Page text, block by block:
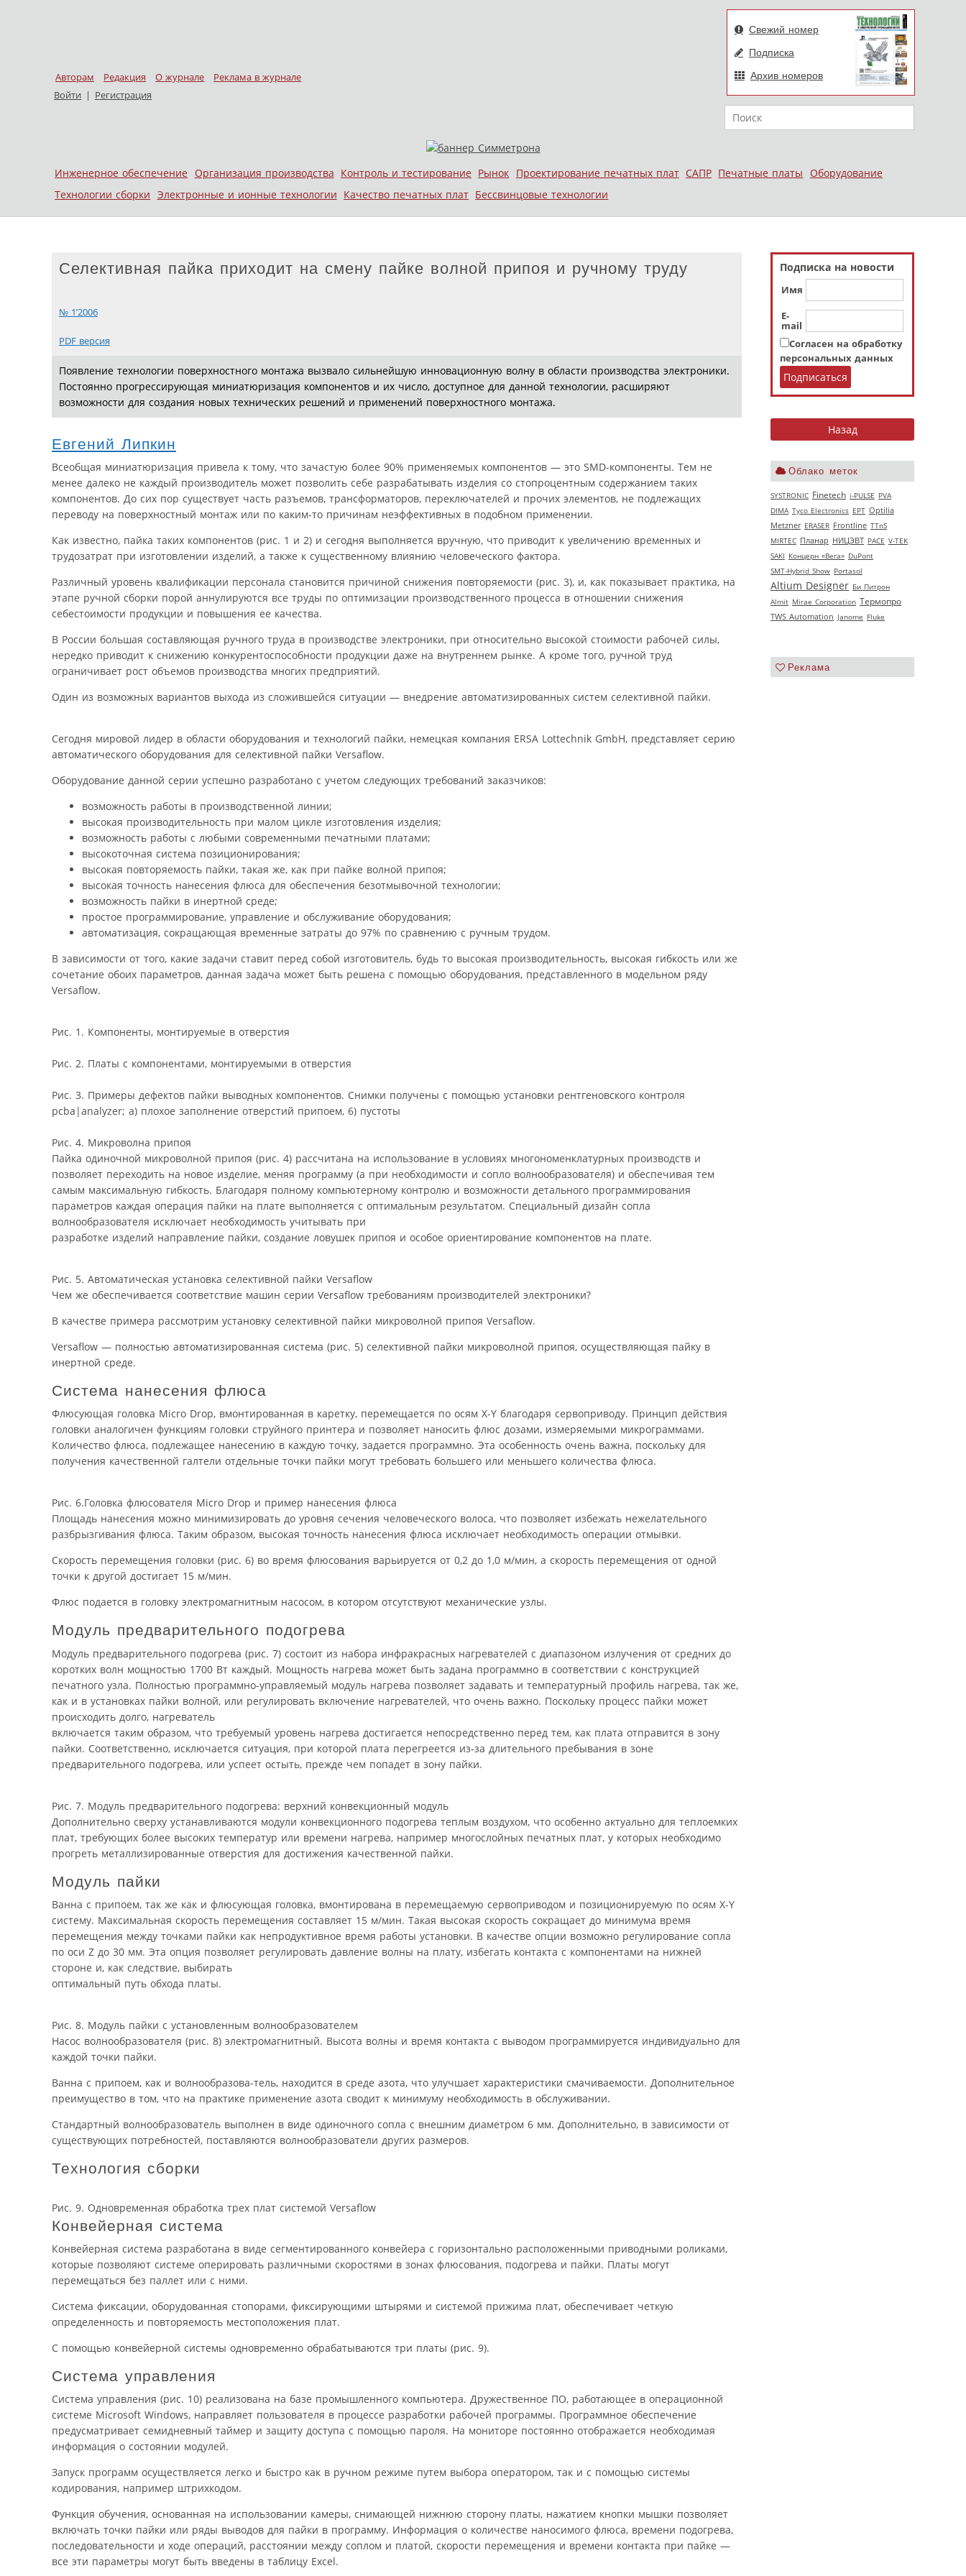
Авторам Редакция О журнале
Реклама в журнале
Войти | Регистрация
Свежий номер
Подписка
Архив номеров
Поиск
Меню
Skip to content
Инженерное обеспечение Организация производства Контроль и тестирование Рынок Проектирование печатных плат САПР Печатные платы
Оборудование
Технологии сборки Электронные и ионные технологии Качество печатных плат Бессвинцовые технологии
Подписка на новости
Имя
E-
mail
Согласен на обработку
персональных данных
Облако меток
SYSTRONIC Finetech i-PULSE PVA
DIMA Tyco Electronics EPT Optilia
Metzner ERASER Frontline TTnS
MIRTEC Планар НИЦЭВТ РАСЕ V‑TEK
SAKI Концерн «Вега» DuPont
SMT-Hybrid Show Portasol
Altium Designer Би Питрон
Almit Mirae Corporation Термопро
TWS Automation Janome Fluke
Реклама
Селективная пайка приходит на смену пайке волной припоя и ручному труду
№ 1’2006
PDF версия
Появление технологии поверхностного монтажа вызвало сильнейшую инновационную волну в области производства электроники.
Постоянно прогрессирующая миниатюризация компонентов и их число, доступное для данной технологии, расширяют
возможности для создания новых технических решений и применений поверхностного монтажа.
Евгений Липкин
Всеобщая миниатюризация привела к тому, что зачастую более 90% применяемых компонентов — это SMD-компоненты. Тем не
менее далеко не каждый производитель может позволить себе разрабатывать изделия со стопроцентным содержанием таких
компонентов. До сих пор существует часть разъемов, трансформаторов, переключателей и прочих элементов, не подлежащих
переводу на поверхностный монтаж или по каким-то причинам неэффективных в подобном применении.
Как известно, пайка таких компонентов (рис. 1 и 2) и сегодня выполняется вручную, что приводит к увеличению временных и
трудозатрат при изготовлении изделий, а также к существенному влиянию человеческого фактора.
Различный уровень квалификации персонала становится причиной снижения повторяемости (рис. 3), и, как показывает практика, на
этапе ручной сборки порой аннулируются все труды по оптимизации производственного процесса в отношении снижения
себестоимости продукции и повышения ее качества.
В России большая составляющая ручного труда в производстве электроники, при относительно высокой стоимости рабочей силы,
нередко приводит к снижению конкурентоспособности продукции даже на внутреннем рынке. А кроме того, ручной труд
ограничивает рост объемов производства многих предприятий.
Один из возможных вариантов выхода из сложившейся ситуации — внедрение автоматизированных систем селективной пайки.
Сегодня мировой лидер в области оборудования и технологий пайки, немецкая компания ERSA Lottechnik GmbH, представляет серию
автоматического оборудования для селективной пайки Versaflow.
Оборудование данной серии успешно разработано с учетом следующих требований заказчиков:
возможность работы в производственной линии;
высокая производительность при малом цикле изготовления изделия;
возможность работы с любыми современными печатными платами;
высокоточная система позиционирования;
высокая повторяемость пайки, такая же, как при пайке волной припоя;
высокая точность нанесения флюса для обеспечения безотмывочной технологии;
возможность пайки в инертной среде;
простое программирование, управление и обслуживание оборудования;
автоматизация, сокращающая временные затраты до 97% по сравнению с ручным трудом.
В зависимости от того, какие задачи ставит перед собой изготовитель, будь то высокая производительность, высокая гибкость или же
сочетание обоих параметров, данная задача может быть решена с помощью оборудования, представленного в модельном ряду
Versaflow.
Рис. 1. Компоненты, монтируемые в отверстия
Рис. 2. Платы с компонентами, монтируемыми в отверстия
Рис. 3. Примеры дефектов пайки выводных компонентов. Снимки получены с помощью установки рентгеновского контроля
pcba|analyzer; а) плохое заполнение отверстий припоем, 6) пустоты
Рис. 4. Микроволна припоя
Пайка одиночной микроволной припоя (рис. 4) рассчитана на использование в условиях многономенклатурных производств и
позволяет переходить на новое изделие, меняя программу (а при необходимости и сопло волнообразователя) и обеспечивая тем
самым максимальную гибкость. Благодаря полному компьютерному контролю и возможности детального программирования
параметров каждая операция пайки на плате выполняется с оптимальным результатом. Специальный дизайн сопла
волнообразователя исключает необходимость учитывать при
разработке изделий направление пайки, создание ловушек припоя и особое ориентирование компонентов на плате.
Рис. 5. Автоматическая установка селективной пайки Versaflow
Чем же обеспечивается соответствие машин серии Versaflow требованиям производителей электроники?
В качестве примера рассмотрим установку селективной пайки микроволной припоя Versaflow.
Versaflow — полностью автоматизированная система (рис. 5) селективной пайки микроволной припоя, осуществляющая пайку в
инертной среде.
Система нанесения флюса
Флюсующая головка Micro Drop, вмонтированная в каретку, перемещается по осям X-Y благодаря сервоприводу. Принцип действия
головки аналогичен функциям головки струйного принтера и позволяет наносить флюс дозами, измеряемыми микрограммами.
Количество флюса, подлежащее нанесению в каждую точку, задается программно. Эта особенность очень важна, поскольку для
получения качественной галтели отдельные точки пайки могут требовать большего или меньшего количества флюса.
Рис. 6.Головка флюсователя Micro Drop и пример нанесения флюса
Площадь нанесения можно минимизировать до уровня сечения человеческого волоса, что позволяет избежать нежелательного
разбрызгивания флюса. Таким образом, высокая точность нанесения флюса исключает необходимость операции отмывки.
Скорость перемещения головки (рис. 6) во время флюсования варьируется от 0,2 до 1,0 м/мин, а скорость перемещения от одной
точки к другой достигает 15 м/мин.
Флюс подается в головку электромагнитным насосом, в котором отсутствуют механические узлы.
Модуль предварительного подогрева
Модуль предварительного подогрева (рис. 7) состоит из набора инфракрасных нагревателей с диапазоном излучения от средних до
коротких волн мощностью 1700 Вт каждый. Мощность нагрева может быть задана программно в соответствии с конструкцией
печатного узла. Полностью программно-управляемый модуль нагрева позволяет задавать и температурный профиль нагрева, так же,
как и в установках пайки волной, или регулировать включение нагревателей, что очень важно. Поскольку процесс пайки может
происходить долго, нагреватель
включается таким образом, что требуемый уровень нагрева достигается непосредственно перед тем, как плата отправится в зону
пайки. Соответственно, исключается ситуация, при которой плата перегреется из-за длительного пребывания в зоне
предварительного подогрева, или успеет остыть, прежде чем попадет в зону пайки.
Рис. 7. Модуль предварительного подогрева: верхний конвекционный модуль
Дополнительно сверху устанавливаются модули конвекционного подогрева теплым воздухом, что особенно актуально для теплоемких
плат, требующих более высоких температур или времени нагрева, например многослойных печатных плат, у которых необходимо
прогреть металлизированные отверстия для достижения качественной пайки.
Модуль пайки
Ванна с припоем, так же как и флюсующая головка, вмонтирована в перемещаемую сервоприводом и позиционируемую по осям X-Y
систему. Максимальная скорость перемещения составляет 15 м/мин. Такая высокая скорость сокращает до минимума время
перемещения между точками пайки как непродуктивное время работы установки. В качестве опции возможно регулирование сопла
по оси Z до 30 мм. Эта опция позволяет регулировать давление волны на плату, избегать контакта с компонентами на нижней
стороне и, как следствие, выбирать
оптимальный путь обхода платы.
Рис. 8. Модуль пайки с установленным волнообразователем
Насос волнообразователя (рис. 8) электромагнитный. Высота волны и время контакта с выводом программируется индивидуально для
каждой точки пайки.
Ванна с припоем, как и волнообразова-тель, находится в среде азота, что улучшает характеристики смачиваемости. Дополнительное
преимущество в том, что на практике применение азота сводит к минимуму необходимость в обслуживании.
Стандартный волнообразователь выполнен в виде одиночного сопла с внешним диаметром 6 мм. Дополнительно, в зависимости от
существующих потребностей, поставляются волнообразователи других размеров.
Технология сборки
Рис. 9. Одновременная обработка трех плат системой Versaflow
Конвейерная система
Конвейерная система разработана в виде сегментированного конвейера с горизонтально расположенными приводными роликами,
которые позволяют системе оперировать различными скоростями в зонах флюсования, подогрева и пайки. Платы могут
перемещаться без паллет или с ними.
Система фиксации, оборудованная стопорами, фиксирующими штырями и системой прижима плат, обеспечивает четкую
определенность и повторяемость местоположения плат.
С помощью конвейерной системы одновременно обрабатываются три платы (рис. 9).
Система управления
Система управления (рис. 10) реализована на базе промышленного компьютера. Дружественное ПО, работающее в операционной
системе Microsoft Windows, направляет пользователя в процессе разработки рабочей программы. Программное обеспечение
предусматривает семидневный таймер и защиту доступа с помощью пароля. На мониторе постоянно отображается необходимая
информация о состоянии модулей.
Запуск программ осуществляется легко и быстро как в ручном режиме путем выбора оператором, так и с помощью системы
кодирования, например штрихкодом.
Функция обучения, основанная на использовании камеры, снимающей нижнюю сторону платы, нажатием кнопки мышки позволяет
включать точки пайки или ряды выводов для пайки в программу. Информация о количестве наносимого флюса, времени подогрева,
последовательности и ходе операций, расстоянии между соплом и платой, скорости перемещения и времени контакта при пайке —
все эти параметры могут быть введены в таблицу Excel.